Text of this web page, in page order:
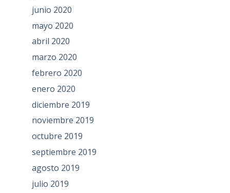
junio 2020
mayo 2020
abril 2020
marzo 2020
febrero 2020
enero 2020
diciembre 2019
noviembre 2019
octubre 2019
septiembre 2019
agosto 2019
julio 2019